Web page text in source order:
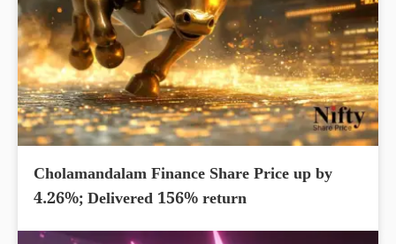
Cholamandalam Finance Share Price up by
4.26%; Delivered 156% return